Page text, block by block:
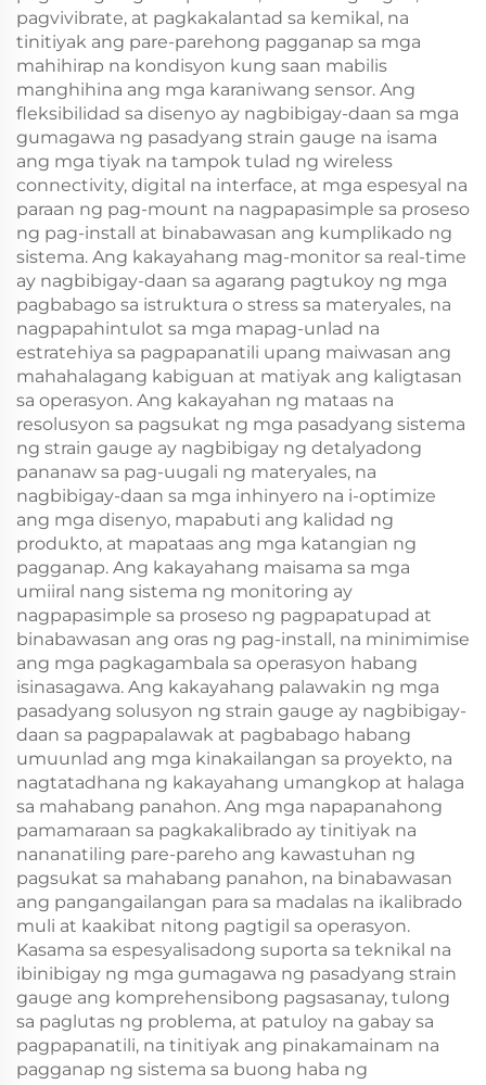
pagvivibrate, at pagkakalantad sa kemikal, na
tinitiyak ang pare-parehong pagganap sa mga
mahihirap na kondisyon kung saan mabilis
manghihina ang mga karaniwang sensor. Ang
fleksibilidad sa disenyo ay nagbibigay-daan sa mga
gumagawa ng pasadyang strain gauge na isama
ang mga tiyak na tampok tulad ng wireless
connectivity, digital na interface, at mga espesyal na
paraan ng pag-mount na nagpapasimple sa proseso
ng pag-install at binabawasan ang kumplikado ng
sistema. Ang kakayahang mag-monitor sa real-time
ay nagbibigay-daan sa agarang pagtukoy ng mga
pagbabago sa istruktura o stress sa materyales, na
nagpapahintulot sa mga mapag-unlad na
estratehiya sa pagpapanatili upang maiwasan ang
mahahalagang kabiguan at matiyak ang kaligtasan
sa operasyon. Ang kakayahan ng mataas na
resolusyon sa pagsukat ng mga pasadyang sistema
ng strain gauge ay nagbibigay ng detalyadong
pananaw sa pag-uugali ng materyales, na
nagbibigay-daan sa mga inhinyero na i-optimize
ang mga disenyo, mapabuti ang kalidad ng
produkto, at mapataas ang mga katangian ng
pagganap. Ang kakayahang maisama sa mga
umiiral nang sistema ng monitoring ay
nagpapasimple sa proseso ng pagpapatupad at
binabawasan ang oras ng pag-install, na minimimise
ang mga pagkagambala sa operasyon habang
isinasagawa. Ang kakayahang palawakin ng mga
pasadyang solusyon ng strain gauge ay nagbibigay-
daan sa pagpapalawak at pagbabago habang
umuunlad ang mga kinakailangan sa proyekto, na
nagtatadhana ng kakayahang umangkop at halaga
sa mahabang panahon. Ang mga napapanahong
pamamaraan sa pagkakalibrado ay tinitiyak na
nananatiling pare-pareho ang kawastuhan ng
pagsukat sa mahabang panahon, na binabawasan
ang pangangailangan para sa madalas na ikalibrado
muli at kaakibat nitong pagtigil sa operasyon.
Kasama sa espesyalisadong suporta sa teknikal na
ibinibigay ng mga gumagawa ng pasadyang strain
gauge ang komprehensibong pagsasanay, tulong
sa paglutas ng problema, at patuloy na gabay sa
pagpapanatili, na tinitiyak ang pinakamainam na
pagganap ng sistema sa buong haba ng